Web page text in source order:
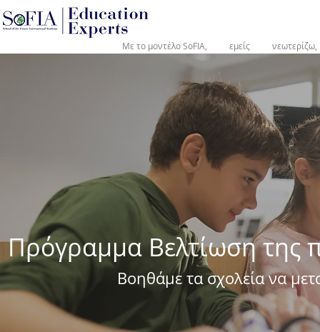
®
Με το μοντέλο SoFIA, εμείς νεωτερίζω,
Πρόγραμμα Βελτίωση της
Βοηθάμε τα σχολεία να